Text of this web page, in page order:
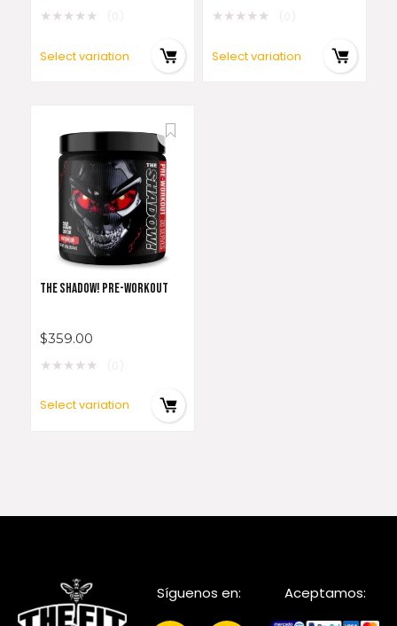
★★★★★
Select variation
★★★★★
Select variation
THE SHADOW! PRE-WORKOUT
$359.00
★★★★★
Select variation
Síguenos en: Aceptamos: